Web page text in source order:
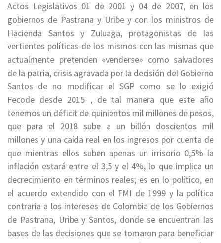
Actos Legislativos 01 de 2001 y 04 de 2007, en los
gobiernos de Pastrana y Uribe y con los ministros de
Hacienda Santos y Zuluaga, protagonistas de las
vertientes políticas de los mismos con las mismas que
actualmente pretenden «venderse» como salvadores
de la patria, crisis agravada por la decisión del Gobierno
Santos de no modificar el SGP como se lo exigió
Fecode desde 2015 , de tal manera que este año
tenemos un déficit de quinientos mil millones de pesos,
que para el 2018 sube a un billón doscientos mil
millones y una caída real en los ingresos por cuenta de
que mientras ellos suben apenas un irrisorio 0,5% la
inflación estará entre el 3,5 y el 4%, lo que implica un
decrecimiento en términos reales; es en lo político, en
el acuerdo extendido con el FMI de 1999 y la política
contraria a los intereses de Colombia de los Gobiernos
de Pastrana, Uribe y Santos, donde se encuentran las
bases de las decisiones que se tomaron para beneficiar